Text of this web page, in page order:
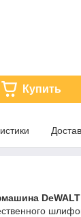
Купить
DeWALT